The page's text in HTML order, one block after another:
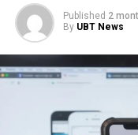
Published 2
By UBT News